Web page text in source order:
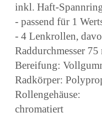
inkl. Haft-
- passend für 1
- 4 Lenkrollen,
Raddurchmesser 75
Bereifung:
Radkörper:
Rollengehäuse:
chromatiert